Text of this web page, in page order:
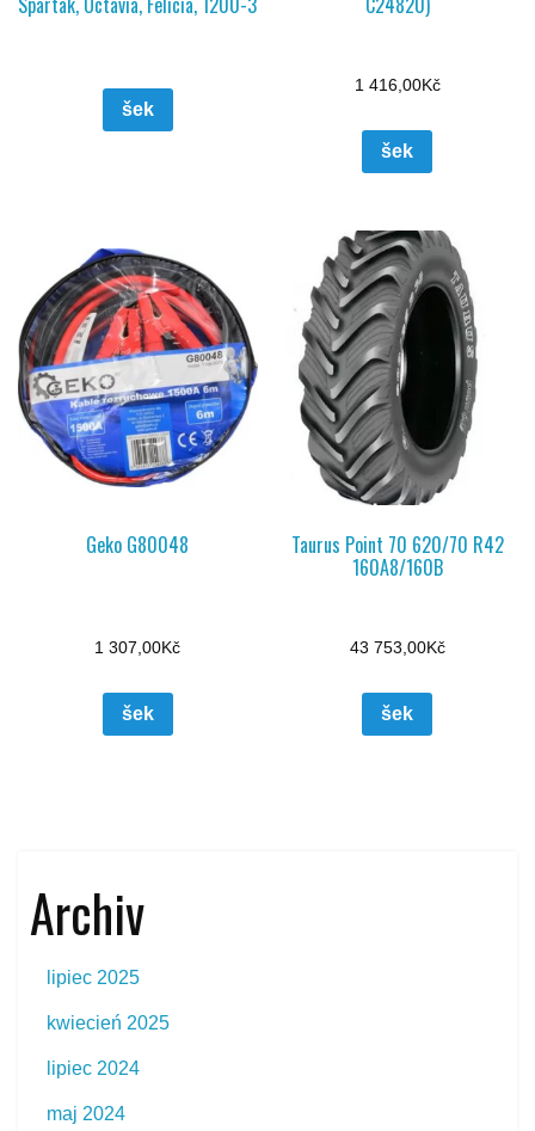
šek
1 416,00Kč
šek
Geko G80048
1 307,00Kč
šek
Taurus Point 70 620/70 R42
160A8/160B
43 753,00Kč
šek
Archiv
lipiec 2025
kwiecień 2025
lipiec 2024
maj 2024